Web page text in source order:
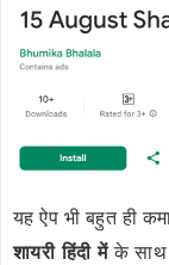
यह ऐप भी बहुत ही
शायरी हिंदी मेंके साथ